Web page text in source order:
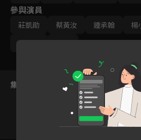
參與演員
莊凱勛 蔡黃汝 鍾承翰 楊
呂雪鳳
楊烈
集數列表